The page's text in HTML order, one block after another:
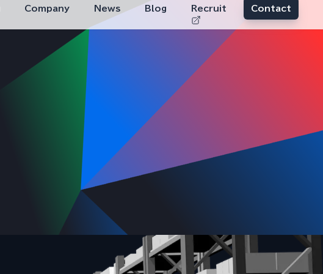
Company News Blog Recruit Contact